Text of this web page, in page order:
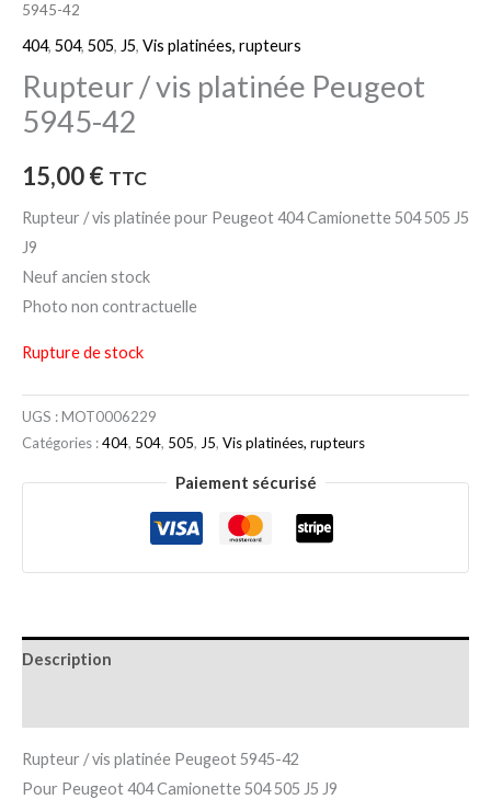
5945-42
404, 504, 505, J5, Vis platinées, rupteurs
Rupteur / vis platinée Peugeot
5945-42
15,00€ TTC
Rupteur / vis platinée pour Peugeot 404 Camionette 504 505 J5
J9
Neuf ancien stock
Photo non contractuelle
Rupture de stock
UGS :MOT0006229
Catégories :404, 504, 505, J5, Vis platinées, rupteurs
Paiement sécurisé
Description
Rupteur / vis platinée Peugeot 5945-42
Pour Peugeot 404 Camionette 504 505 J5 J9